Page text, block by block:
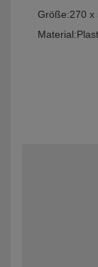
Größe:270 x
Material: